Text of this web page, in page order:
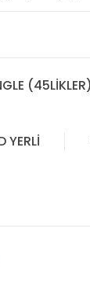
(45LİKLER)
YERLİ